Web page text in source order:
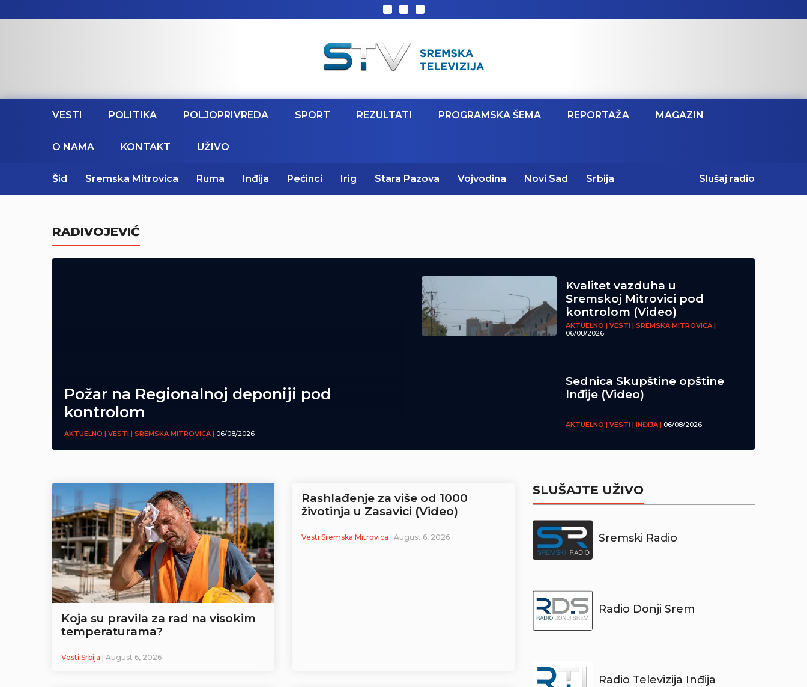
VESTI POLITIKA POLJOPRIVREDA SPORT REZULTATI PROGRAMSKA ŠEMA REPORTAŽA MAGAZIN
O NAMA KONTAKT UŽIVO
Šid Sremska Mitrovica Ruma Inđija Pećinci Irig Stara Pazova Vojvodina Novi Sad Srbija Slušaj radio
RADIVOJEVIĆ
Požar na Regionalnoj deponiji pod
kontrolom
AKTUELNO | VESTI | SREMSKA MITROVICA | 06/08/2026
Kvalitet vazduha u
Sremskoj Mitrovici pod
kontrolom (Video)
AKTUELNO | VESTI | SREMSKA MITROVICA |
06/08/2026
Sednica Skupštine opštine
Inđije (Video)
AKTUELNO | VESTI | INĐIJA | 06/08/2026
Koja su pravila za rad na visokim
temperaturama?
Vesti Srbija | August 6, 2026
Rashlađenje za više od 1000
životinja u Zasavici (Video)
Vesti Sremska Mitrovica | August 6, 2026
SLUŠAJTE UŽIVO
Sremski Radio
Radio Donji Srem
Radio Televizija Inđija